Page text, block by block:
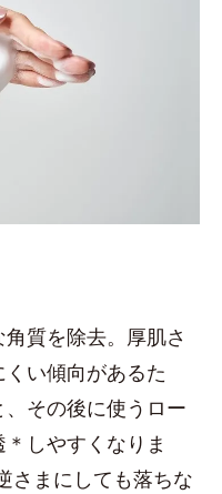
質を除去。厚肌さ
い傾向があるた
その後に使うロー
しやすくなりま
さまにしても落ちな